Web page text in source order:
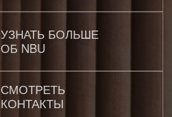
УЗНАТЬ БОЛЬШЕ
ОБ NBU
СМОТРЕТЬ
КОНТАКТЫ